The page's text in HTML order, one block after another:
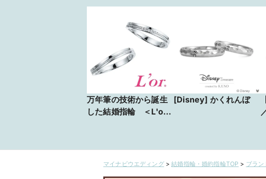
万年筆の技術から誕生
した結婚指輪 ＜L'or
[Disney] かくれんぼ
マイナビウエディング>結婚指輪・婚約指輪TOP > ブラン